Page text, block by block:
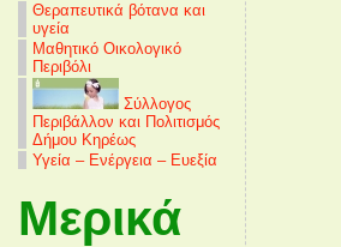
Θεραπευτικά βότανα και
υγεία
Μαθητικό Οικολογικό
Περιβόλι
Σύλλογος
Περιβάλλον και Πολιτισμός
Δήμου Κηρέως
Υγεία – Ενέργεια – Ευεξία
Μερικά